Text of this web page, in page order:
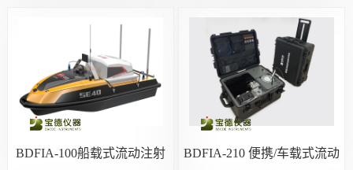
BDFIA-100船载式流动注射
BDFIA-210 便携/车载式流动